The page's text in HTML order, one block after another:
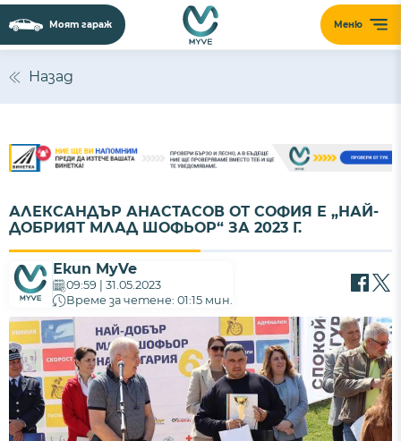
Меню
Моят гараж
Назад
АЛЕКСАНДЪР АНАСТАСОВ ОТ СОФИЯ Е „НАЙ-
ДОБРИЯТ МЛАД ШОФЬОР“ ЗА 2023 Г.
Екип MyVe
09:59 | 31.05.2023
Време за четене: 01:15 мин.